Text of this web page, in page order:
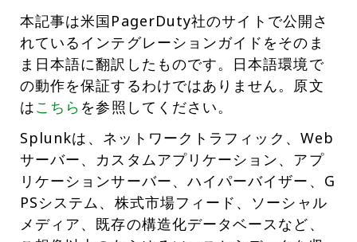
本記事は米国PagerDuty社のサイトで公開さ
れているインテグレーションガイドをそのま
ま日本語に翻訳したものです。日本語環境で
の動作を保証するわけではありません。原文
はこちら を参照してください。
Splunkは、ネットワークトラフィック、Web
サーバー、カスタムアプリケーション、アプ
リケーションサーバー、ハイパーバイザー、G
PSシステム、株式市場フィード、ソーシャル
メディア、既存の構造化データベースなど、